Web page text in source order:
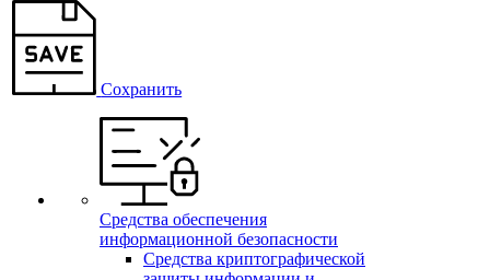
Сохранить
Средства обеспечения
информационной безопасности
Средства криптографической